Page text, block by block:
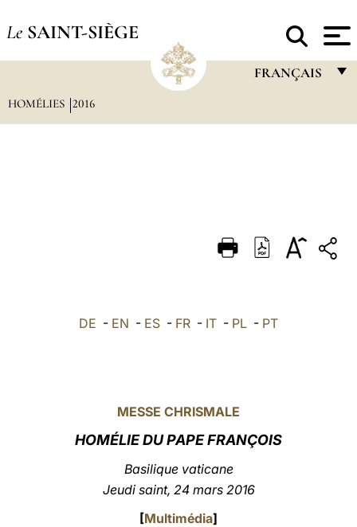
Le SAINT-SIÈGE
FRANÇAIS
DEUTSCH
العربيّة
HOMÉLIES 2016
DE - EN - ES - FR - IT - PL - PT
MESSE CHRISMALE
HOMÉLIE DU PAPE FRANÇOIS
Basilique vaticane
Jeudi saint, 24 mars 2016
[Multimédia]